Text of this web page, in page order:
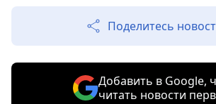
Поделитесь
Добавить в Google,
читать новости